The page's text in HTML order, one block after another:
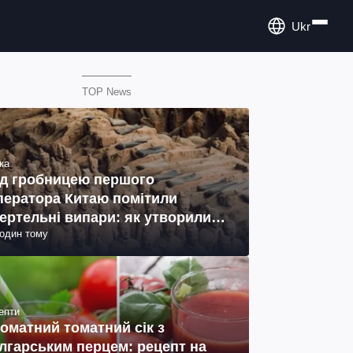
Ukr
TOP News
гробницею першого
Китаю помітили
випари: як утворились
тому
томатний сік з
перцем: рецепт на